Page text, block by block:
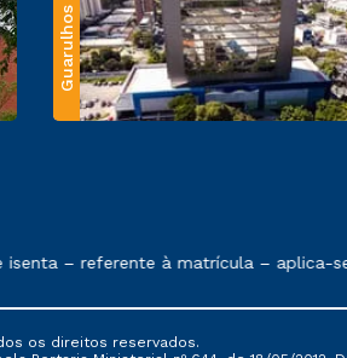
Guarulhos
exposto no contrato de prestação de
– referente à matrícula – aplica-
os direitos reservados.